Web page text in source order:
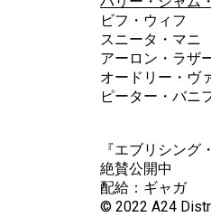
ビフ・ウィフ
スニータ・マニ
アーロン・ラザ
オードリー・ヴ
ピーター・バニ
『エブリシング
絶賛公開中
配給：ギャガ
© 2022 A24